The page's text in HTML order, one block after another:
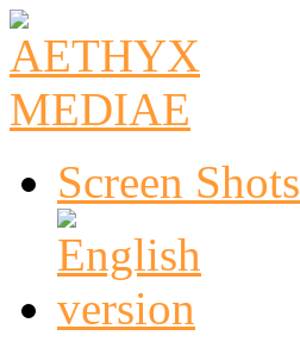
Screen Shots